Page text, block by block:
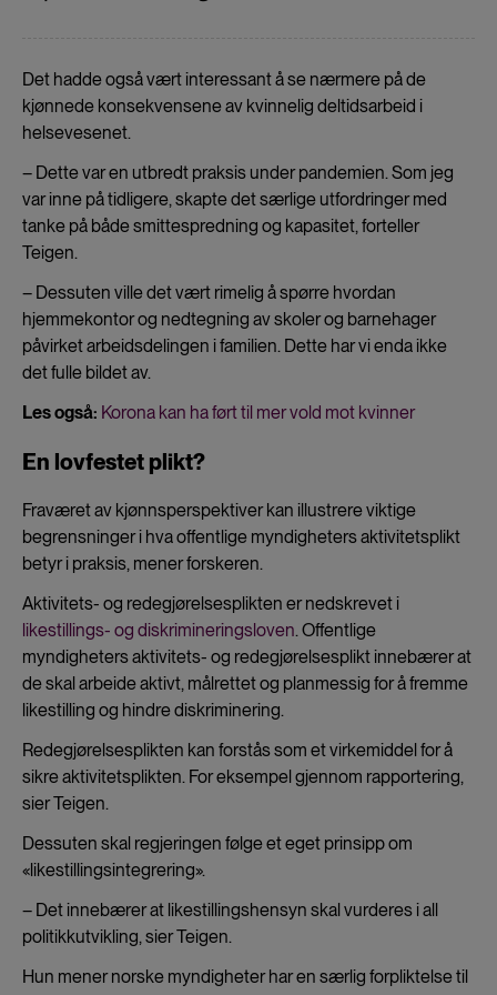
Det hadde også vært interessant å se nærmere på de
kjønnede konsekvensene av kvinnelig deltidsarbeid i
helsevesenet.
– Dette var en utbredt praksis under pandemien. Som jeg
var inne på tidligere, skapte det særlige utfordringer med
tanke på både smittespredning og kapasitet, forteller
Teigen.
– Dessuten ville det vært rimelig å spørre hvordan
hjemmekontor og nedtegning av skoler og barnehager
påvirket arbeidsdelingen i familien. Dette har vi enda ikke
det fulle bildet av.
Les også: Korona kan ha ført til mer vold mot kvinner
En lovfestet plikt?
Fraværet av kjønnsperspektiver kan illustrere viktige
begrensninger i hva offentlige myndigheters aktivitetsplikt
betyr i praksis, mener forskeren.
Aktivitets- og redegjørelsesplikten er nedskrevet i
likestillings- og diskrimineringsloven. Offentlige
myndigheters aktivitets- og redegjørelsesplikt innebærer at
de skal arbeide aktivt, målrettet og planmessig for å fremme
likestilling og hindre diskriminering.
Redegjørelsesplikten kan forstås som et virkemiddel for å
sikre aktivitetsplikten. For eksempel gjennom rapportering,
sier Teigen.
Dessuten skal regjeringen følge et eget prinsipp om
«likestillingsintegrering».
– Det innebærer at likestillingshensyn skal vurderes i all
politikkutvikling, sier Teigen.
Hun mener norske myndigheter har en særlig forpliktelse til